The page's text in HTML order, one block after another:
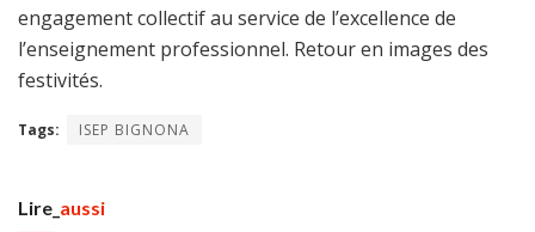
engagement collectif au service de l’excellence de
l’enseignement professionnel. Retour en images des
festivités.
Tags: ISEP BIGNONA
Lire_ aussi